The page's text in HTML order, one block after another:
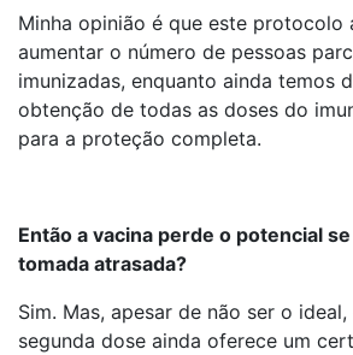
Minha opinião é que este protocolo
aumentar o número de pessoas
imunizadas, enquanto ainda temos
obtenção de todas as doses do
para a proteção completa.
Então a vacina perde o potencial
tomada atrasada?
Sim. Mas, apesar de não ser o
segunda dose ainda oferece um